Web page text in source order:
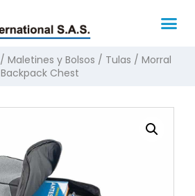
/ Maletines y Bolsos / Tulas / Morral
Backpack Chest